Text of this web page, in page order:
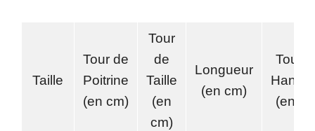
Taille
Tour de
Poitrine
(en cm)
Tour
de
Taille
(en
cm)
Longueur
(en cm)
Tour
(en